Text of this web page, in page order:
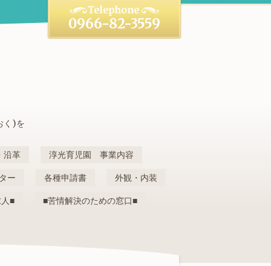
く)を
0966-82-3559
沿革 淳光育児園 事業内容
ー 各種申請書 外観・内装
■ ■苦情解決のための窓口■